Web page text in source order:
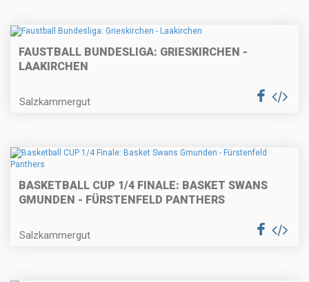
FAUSTBALL BUNDESLIGA: GRIESKIRCHEN -
LAAKIRCHEN
Salzkammergut
BASKETBALL CUP 1/4 FINALE: BASKET SWANS
GMUNDEN - FÜRSTENFELD PANTHERS
Salzkammergut